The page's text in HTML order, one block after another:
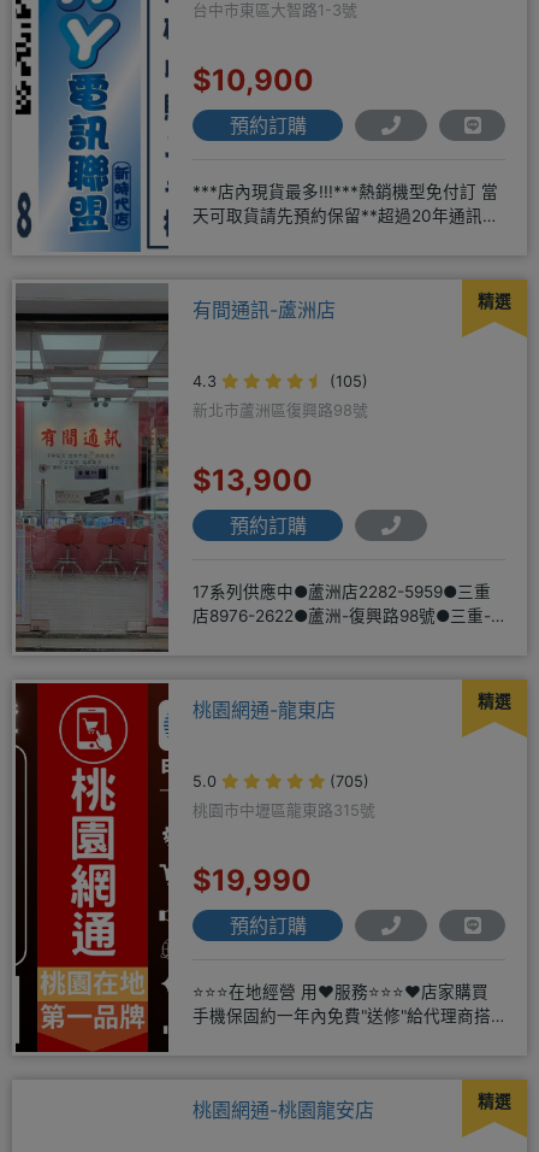
台中市東區大智路1-3號
$10,900
預約訂購
***店內現貨最多!!!***熱銷機型免付訂 當
天可取貨請先預約保留**超過20年通訊經
精選
有間通訊-蘆洲店
4.3
(105)
新北市蘆洲區復興路98號
$13,900
預約訂購
17系列供應中●蘆洲店2282-5959●三重
店8976-2622●蘆洲-復興路98號●三重-
精選
桃園網通-龍東店
5.0
(705)
桃園市中壢區龍東路315號
$19,990
預約訂購
⭐⭐⭐在地經營 用❤️服務⭐⭐⭐❤️店家購買
手機保固約一年內免費"送修"給代理商搭
精選
桃園網通-桃園龍安店